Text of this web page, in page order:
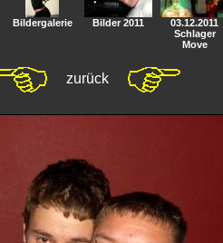
Bildergalerie Bilder 2011
03.12.2011
Schlager
Move
zurück